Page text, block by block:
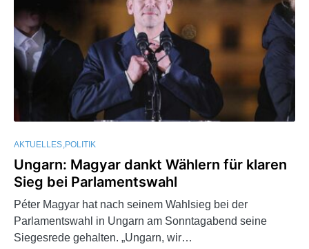
AKTUELLES POLITIK
Ungarn: Magyar dankt Wählern für klaren
Sieg bei Parlamentswahl
Péter Magyar hat nach seinem Wahlsieg bei der
Parlamentswahl in Ungarn am Sonntagabend seine
Siegesrede gehalten. „Ungarn, wir…